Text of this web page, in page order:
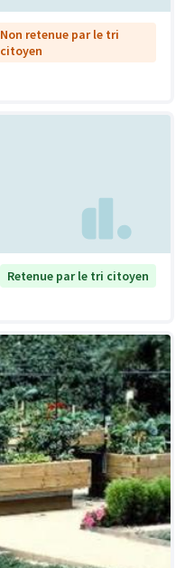
Non retenue par le tri
citoyen
Retenue par le tri citoyen